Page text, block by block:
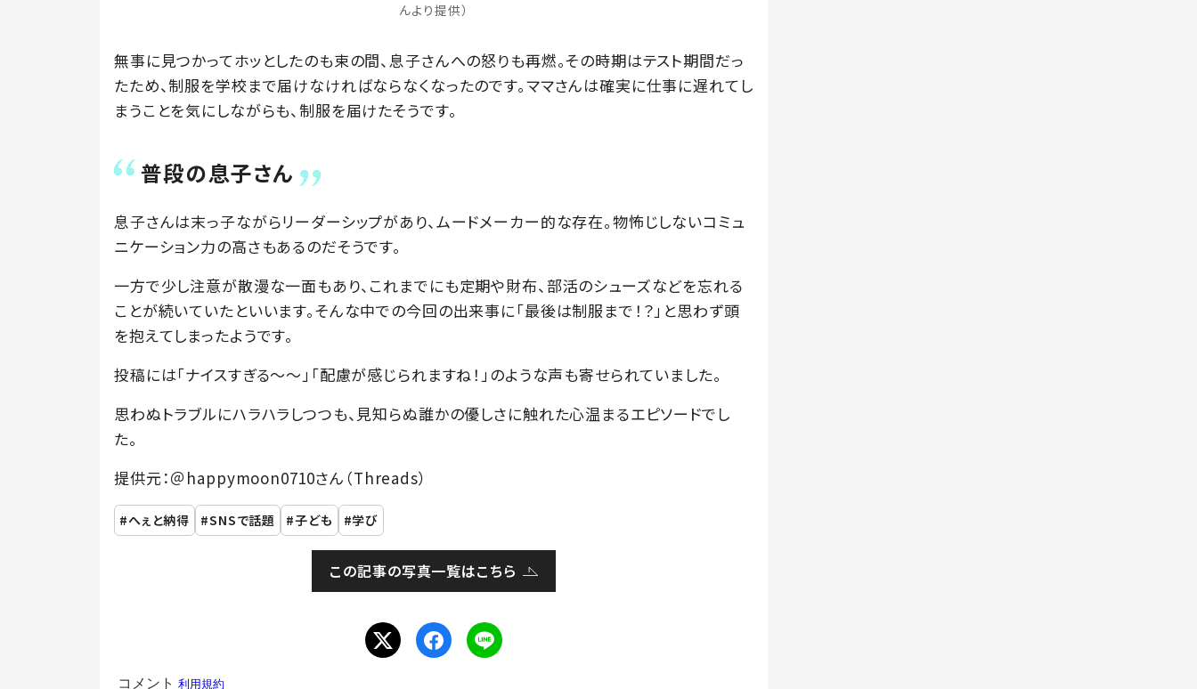
んより提供）
無事に見つかってホッとしたのも束の間、息子さんへの怒りも再燃。その時期はテスト期間だっ
たため、制服を学校まで届けなければならなくなったのです。ママさんは確実に仕事に遅れてし
まうことを気にしながらも、制服を届けたそうです。
普段の息子さん
息子さんは末っ子ながらリーダーシップがあり、ムードメーカー的な存在。物怖じしないコミュ
ニケーション力の高さもあるのだそうです。
一方で少し注意が散漫な一面もあり、これまでにも定期や財布、部活のシューズなどを忘れる
ことが続いていたといいます。そんな中での今回の出来事に「最後は制服まで！？」と思わず頭
を抱えてしまったようです。
投稿には「ナイスすぎる〜〜」「配慮が感じられますね！」のような声も寄せられていました。
思わぬトラブルにハラハラしつつも、見知らぬ誰かの優しさに触れた心温まるエピソードでし
た。
提供元：＠happymoon0710さん（Threads）
へぇと納得 SNSで話題 子ども 学び
この記事の写真一覧はこちら